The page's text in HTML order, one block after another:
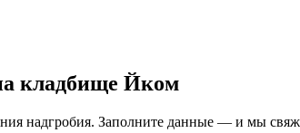
кладбище Йком
надгробия. Заполните данные — и мы